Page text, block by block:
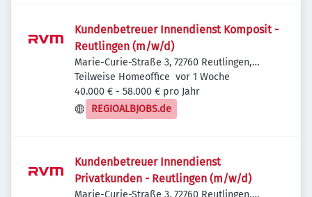
Kundenbetreuer Innendienst Komposit -
Reutlingen (m/w/d)
Marie-Curie-Straße 3, 72760 Reutlingen,
Deutschland
Teilweise Homeoffice Veröffentlicht
vor 1 Woche
40.000 € - 58.000 € pro Jahr
REGIOALBJOBS.de
Kundenbetreuer Innendienst
Privatkunden - Reutlingen (m/w/d)
Marie-Curie-Straße 3, 72760 Reutlingen,